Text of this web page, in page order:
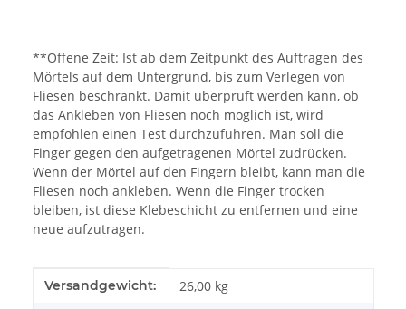
**Offene Zeit: Ist ab dem Zeitpunkt des Auftragen des
Mörtels auf dem Untergrund, bis zum Verlegen von
Fliesen beschränkt. Damit überprüft werden kann, ob
das Ankleben von Fliesen noch möglich ist, wird
empfohlen einen Test durchzuführen. Man soll die
Finger gegen den aufgetragenen Mörtel zudrücken.
Wenn der Mörtel auf den Fingern bleibt, kann man die
Fliesen noch ankleben. Wenn die Finger trocken
bleiben, ist diese Klebeschicht zu entfernen und eine
neue aufzutragen.
Produkteigenschaft
Wert
Versandgewicht: 26,00 kg